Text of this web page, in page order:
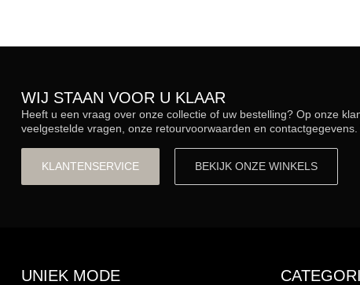
WIJ STAAN VOOR U KLAAR
Heeft u een vraag over onze collectie of uw bestelling? Op onze
veelgestelde vragen, onze retourvoorwaarden en
KLANTENSERVICE BEKIJK ONZE WINKELS
UNIEK MODE